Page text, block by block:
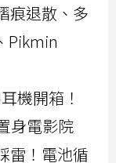
痕退散、多
Pikmin
機開箱！
身電影院
雷！電池循